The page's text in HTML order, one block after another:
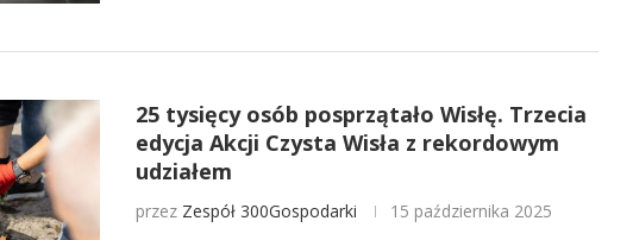
25 tysięcy osób posprzątało Wisłę. Trzecia
edycja Akcji Czysta Wisła z rekordowym
udziałem
przez Zespół 300Gospodarki 15 października 2025